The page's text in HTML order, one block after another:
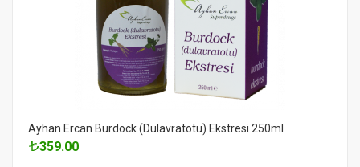
Ayhan Ercan Burdock (Dulavratotu) Ekstresi 250ml
359.00